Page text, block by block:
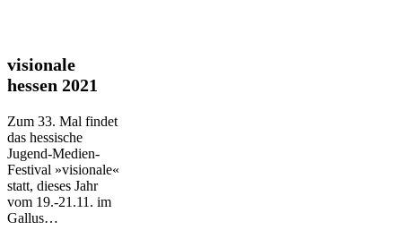
visionale
hessen
2021
visionale
hessen 2021
Zum 33. Mal findet
das hessische
Jugend-Medien-
Festival »visionale«
statt, dieses Jahr
vom 19.-21.11. im
Gallus…